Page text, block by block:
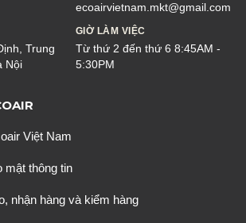
ecoairvietnam.mkt@gmail.com
Trung
Nội
GIỜ LÀM VIỆC
Từ thứ 2 đến thứ 6 8:45AM -
5:30PM
Việt Nam
mật thông tin
nhận hàng và kiểm hàng